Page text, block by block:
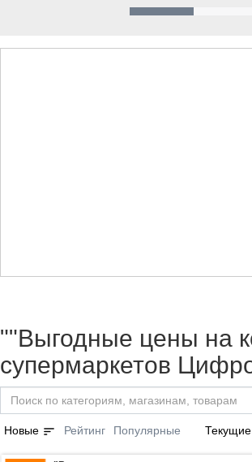
""Выгодные цены на
супермаркетов
Новые sort Рейтинг Популярные Текущие